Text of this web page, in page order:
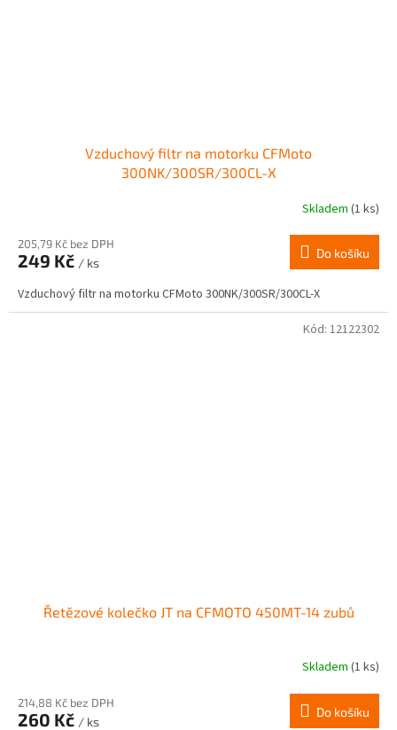
Vzduchový filtr na motorku CFMoto
300NK/300SR/300CL-X
Skladem (1 ks)
205,79 Kč bez DPH
249 Kč / ks
Do košíku
Vzduchový filtr na motorku CFMoto 300NK/300SR/300CL-X
Řetězové kolečko JT na CFMOTO 450MT-14 zubů
Skladem (1 ks)
214,88 Kč bez DPH
260 Kč / ks
Do košíku
Kód: 12122302